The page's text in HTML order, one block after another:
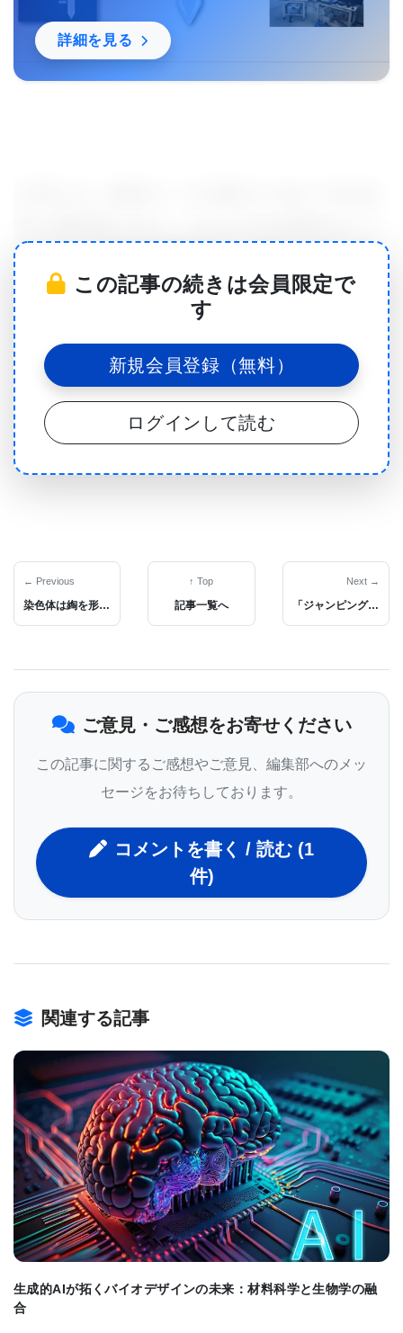
詳細を見る
することが不可能な状態を言う。最近ではガレクチ
ン-３が心臓線維症（心筋が瘢痕組織に置き換えられ
てしまう状態）と関連付けられており、心臓線維症
は心不全の発症において重要な役割を果たしてい
る。
心不全は死亡または生涯における障害のリスクを伴
心不全およびそれに伴う死を防ぐための治療を提供
することも出来る。心不全を起こしやすい個人を早
にすることで、心不全リスクの高い個人でもより長
く、よりアクティブな生活を送ることが出来る。
1996年から1998年の間に、ルーチン検査の一環とし
て、フラミンガム心臓研究の子コホート3,353人を対
時の参加者の平均年齢は59歳であった。平均11年間
のフォローアップの間に、166人の参加者(5.1%)に
最初の心不全が起こった。最高ガレクチン-３レベル
心不全の年率は1000人あたり12人であった。それに
持つ参加者の心不全の年率は1000人あたり3人であ
った。参加者の53%は女性であった。スピロノラク
トンや、心筋線維症に効くと思われる他の薬は心不
全患者の状態を改善することが示されている。今後
の研究では、これらの薬が高ガレクチン-３レベルを
もつ健康な患者にも効くのかどうかを調べる必要が
ある。
■原著へのリンクは英語版をご覧ください：Protein
Linked to Increased Risk of Heart Failure/Death in
Older Adults
この記事の続きは会員限定で
す
新規会員登録（無料）
ログインして読む
← Previous
染色体は綯を形成する
↑ Top
記事一覧へ
Next →
「ジャンピング遺伝子」が加齢関連脳障害の原因か
ご意見・ご感想をお寄せください
この記事に関するご感想やご意見、編集部へのメッ
セージをお待ちしております。
コメントを書く / 読む (1
件)
関連する記事
BIOMARKET JP
生成的AIが拓くバイオデザインの未来：材料科学と生物学の融
合